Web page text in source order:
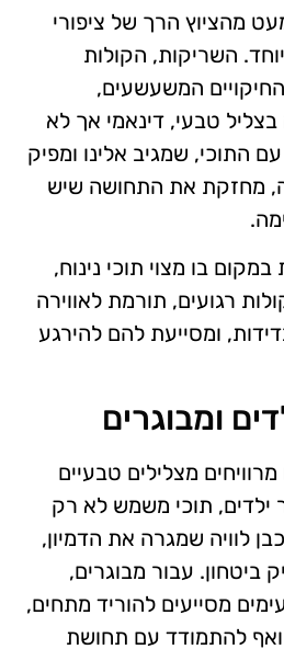
מהציוץ הרך של ציפורי
השריקות, הקולות
החיקויים המשעשעים,
טבעי, דינאמי אך לא
התוכי, שמגיב אלינו ומפיק
מחזקת את התחושה שיש
בו מצוי תוכי נינוח,
רגועים, תורמת לאווירה
ומסייעת להם להירגע
ומבוגרים
מצלילים טבעיים
ילדים, תוכי משמש לא רק
לוויה שמגרה את הדמיון,
ביטחון. עבור מבוגרים,
מסייעים להוריד מתחים,
להתמודד עם תחושת